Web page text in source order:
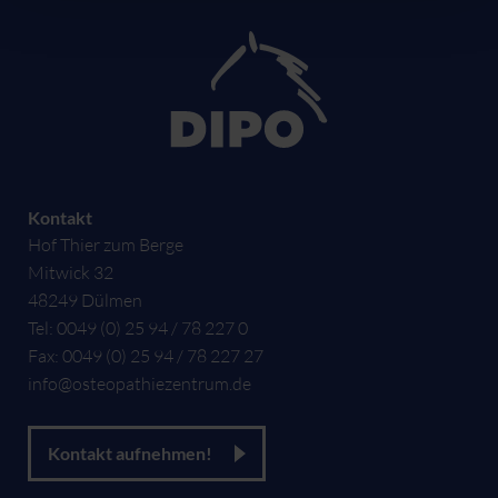
Kontakt
Hof Thier zum Berge
Mitwick 32
48249 Dülmen
Tel: 0049 (0) 25 94 / 78 227 0
Fax: 0049 (0) 25 94 / 78 227 27
info@osteopathiezentrum.de
Kontakt aufnehmen!